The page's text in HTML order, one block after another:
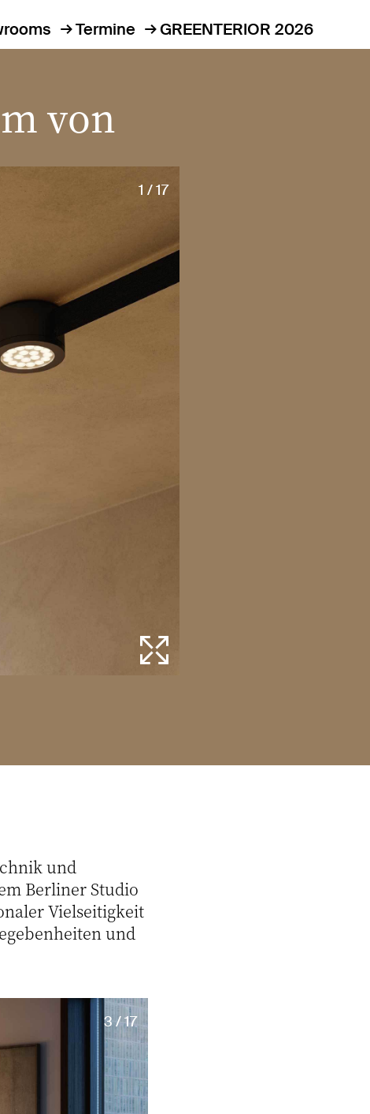
Termine GREENTERIOR 2026
von
1 / 17
und
Berliner Studio
Vielseitigkeit
und
3 / 17